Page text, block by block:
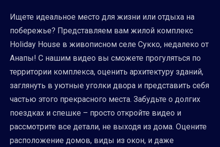
Ищете идеальное место для жизни или отдыха на
побережье? Представляем вам жилой комплекс
Holiday House в живописном селе Сукко, недалеко от
Анапы! С нашим видео вы сможете прогуляться по
территории комплекса, оценить архитектуру зданий,
заглянуть в уютные уголки двора и представить себя
частью этого прекрасного места. Забудьте о долгих
поездках и спешке – просто откройте видео и
рассмотрите все детали, не выходя из дома. Оцените
расположение домов, виды из окон, и даже